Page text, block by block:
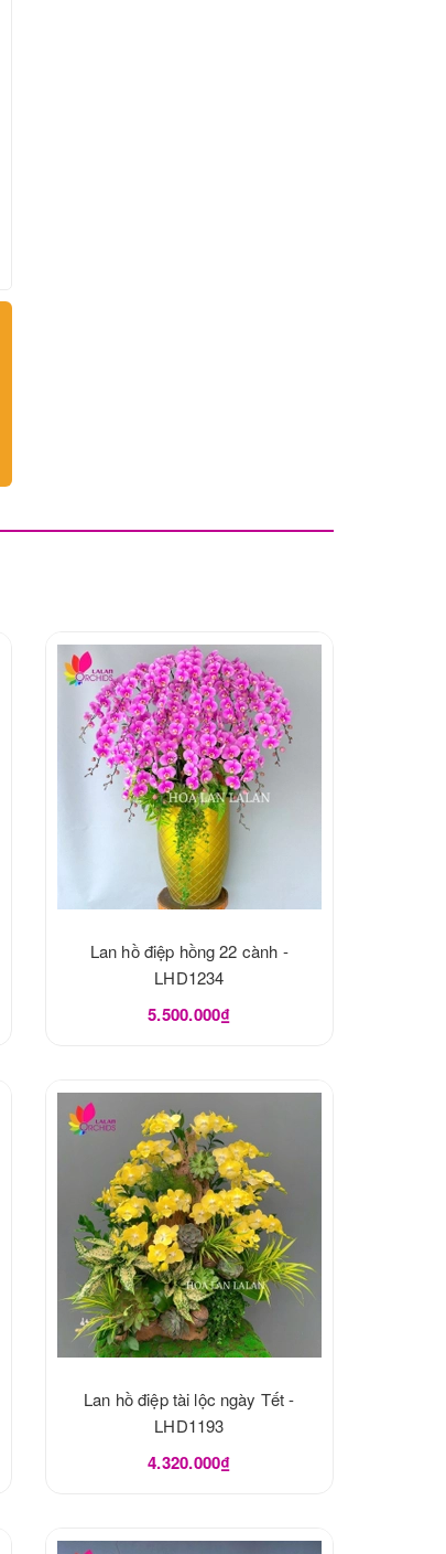
Lan hồ điệp hồng 22 cành -
LHD1234
5.500.000₫
Lan hồ điệp tài lộc ngày Tết -
LHD1193
4.320.000₫